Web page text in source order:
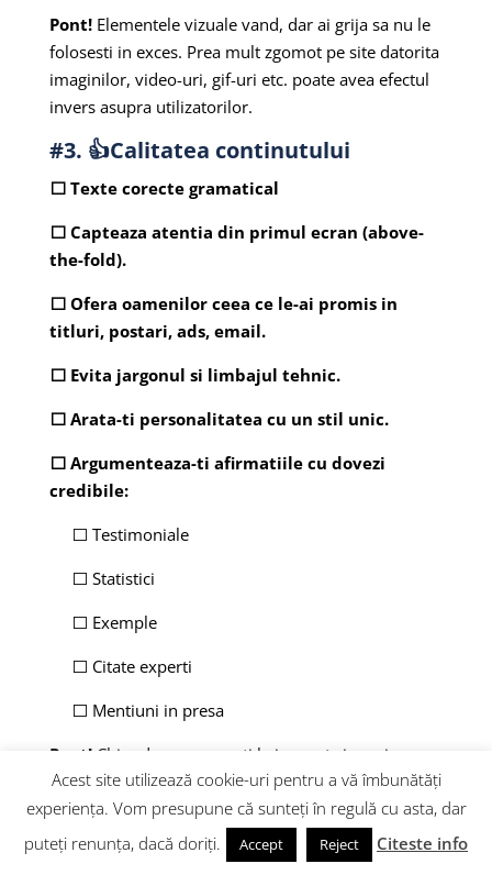
Pont!Elementele vizuale vand, dar ai grija sa nu le
folosesti in exces. Prea mult zgomot pe site datorita
imaginilor, video-uri, gif-uri etc. poate avea efectul
invers asupra utilizatorilor.
#3. 👍Calitatea continutului
⬜ Texte corecte gramatical
⬜ Capteaza atentia din primul ecran (above-
the-fold).
⬜ Ofera oamenilor ceea ce le-ai promis in
titluri, postari, ads, email.
⬜ Evita jargonul si limbajul tehnic.
⬜ Arata-ti personalitatea cu un stil unic.
⬜ Argumenteaza-ti afirmatiile cu dovezi
credibile:
⬜ Testimoniale
⬜ Statistici
⬜ Exemple
⬜ Citate experti
⬜ Mentiuni in presa
Pont!Chiar daca acum esti la inceput si nu ai
autoritate, poti imprumuta autoritatea liderilor /
expertilor din nisa ta. Vorbeste cu influenceri din
industria ta, participa la evenimente, creeaza
continut pe subiect si vei obtine propria autoritate
Acest site utilizează cookie-uri pentru a vă îmbunătăți
experiența. Vom presupune că sunteți în regulă cu asta, dar
puteți renunța, dacă doriți.
Accept Reject Citeste info